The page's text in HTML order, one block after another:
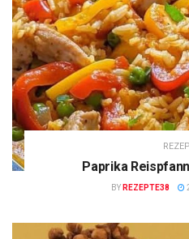
Paprika
BY REZEPTE38